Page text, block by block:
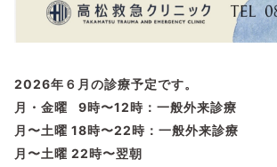
2026年６月の診療予定です。
月・金曜 9時〜12時：一般外来診療
月〜土曜 18時〜22時：一般外来診療
月〜土曜 22時〜翌朝